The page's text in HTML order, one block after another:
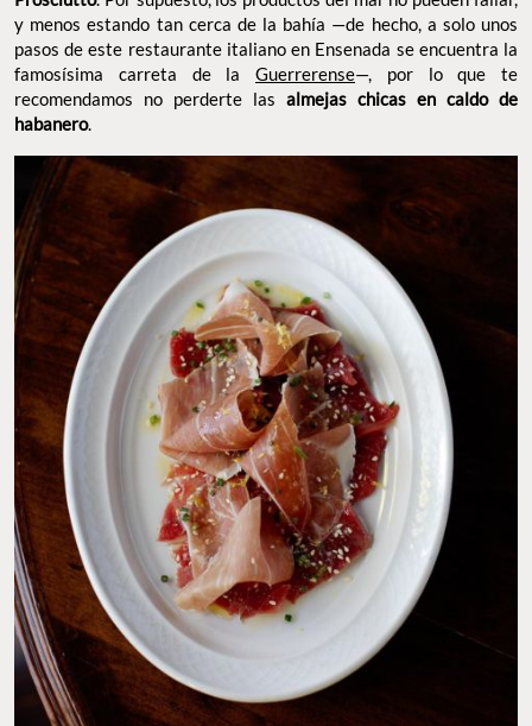
y menos estando tan cerca de la bahía —de hecho, a solo unos
pasos de este restaurante italiano en Ensenada se encuentra la
famosísima carreta de la Guerrerense—, por lo que te
recomendamos no perderte las almejas chicas en caldo de
habanero.